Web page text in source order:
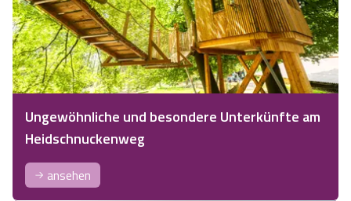
Ungewöhnliche und besondere Unterkünfte am
Heidschnuckenweg
ansehen